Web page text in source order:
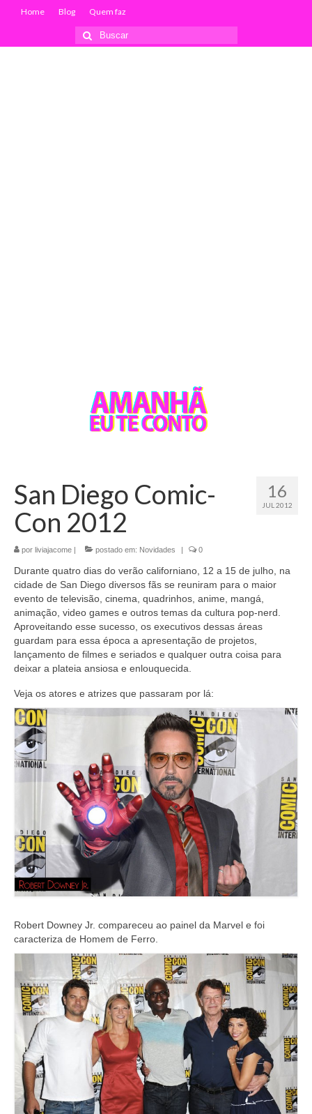
Home Blog Quem faz
Buscar
por:
16
JUL 2012
San Diego Comic-
Con 2012
por liviajacome | postado em: Novidades | 0
Durante quatro dias do verão californiano, 12 a 15 de julho, na
cidade de San Diego diversos fãs se reuniram para o maior
evento de televisão, cinema, quadrinhos, anime, mangá,
animação, video games e outros temas da cultura pop-nerd.
Aproveitando esse sucesso, os executivos dessas áreas
guardam para essa época a apresentação de projetos,
lançamento de filmes e seriados e qualquer outra coisa para
deixar a plateia ansiosa e enlouquecida.
Veja os atores e atrizes que passaram por lá:
Robert Downey Jr. compareceu ao painel da Marvel e foi
caracteriza de Homem de Ferro.